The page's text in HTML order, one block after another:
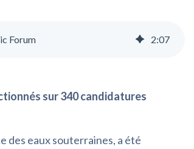
Forum 2:07
sur 340 candidatures
des eaux souterraines, a été